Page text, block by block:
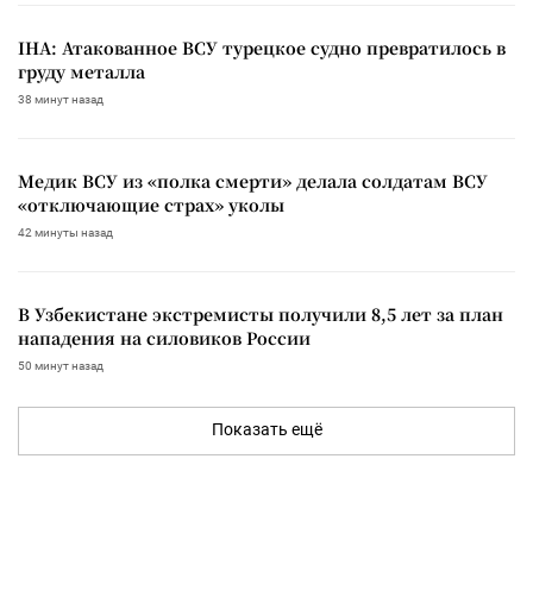
IHA: Атакованное ВСУ турецкое судно превратилось в
груду металла
38 минут назад
Медик ВСУ из «полка смерти» делала солдатам ВСУ
«отключающие страх» уколы
42 минуты назад
В Узбекистане экстремисты получили 8,5 лет за план
нападения на силовиков России
50 минут назад
Показать ещё